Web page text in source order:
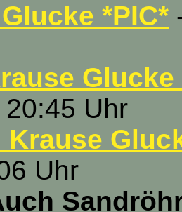
*PIC*
Glucke
Uhr
Krause
Uhr